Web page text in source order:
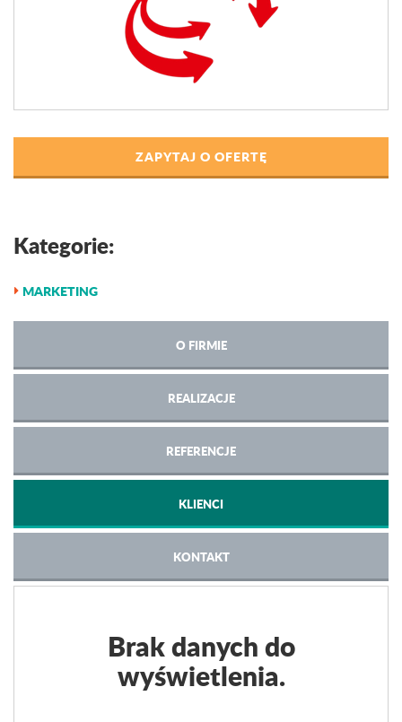
ZAPYTAJ O OFERTĘ
Kategorie:
MARKETING
O FIRMIE
REALIZACJE
REFERENCJE
KLIENCI
KONTAKT
Brak danych do
wyświetlenia.